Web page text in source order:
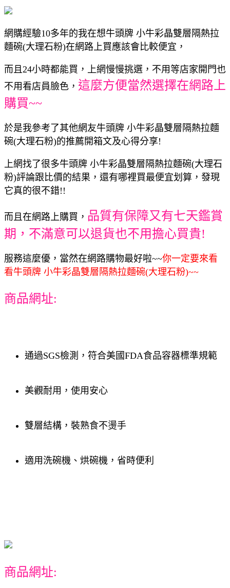
網購經驗10多年的我在想牛頭牌 小牛彩晶雙層隔熱拉
麵碗(大理石粉)在網路上買應該會比較便宜，
而且24小時都能買，上網慢慢挑選，不用等店家開門也
不用看店員臉色， 這麼方便當然選擇在網路上
購買~~
於是我參考了其他網友牛頭牌 小牛彩晶雙層隔熱拉麵
碗(大理石粉)的推薦開箱文及心得分享!
上網找了很多牛頭牌 小牛彩晶雙層隔熱拉麵碗(大理石
粉)評論跟比價的結果，還有哪裡買最便宜划算，發現
它真的很不錯!!
而且在網路上購買， 品質有保障又有七天鑑賞
期，不滿意可以退貨也不用擔心買貴!
服務這麼優，當然在網路購物最好啦~~你一定要來看
看牛頭牌 小牛彩晶雙層隔熱拉麵碗(大理石粉)~~
商品網址:
通過SGS檢測，符合美國FDA食品容器標準規範
美觀耐用，使用安心
雙層結構，裝熟食不燙手
適用洗碗機、烘碗機，省時便利
商品網址: